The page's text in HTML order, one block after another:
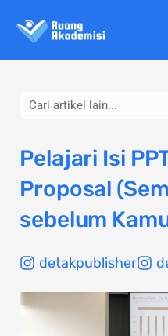
konten
Search
Pelajari Isi
Proposal
sebelum
detakpublisher